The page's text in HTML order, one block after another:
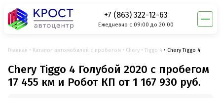
+7 (863) 322-12-63
Ежедневно с 09:00 до 20:00
Главная Каталог автомобилей с пробегом Chery Tiggo 4 Chery Tiggo 4
Chery Tiggo 4 Голубой 2020 с пробегом
17 455 км и Робот КП от 1 167 930 руб.